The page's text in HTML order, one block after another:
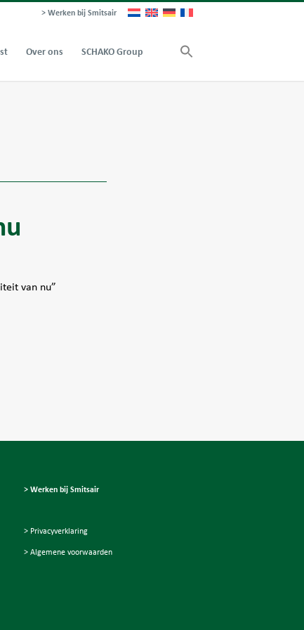
> Werken bij Smitsair
Over ons SCHAKO Group
van nu”
> Werken bij Smitsair
> Privacyverklaring
> Algemene voorwaarden